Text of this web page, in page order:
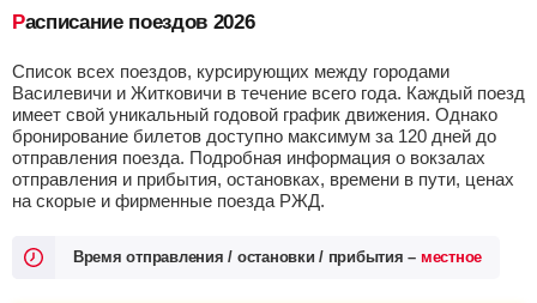
Расписание поездов 2026
Список всех поездов, курсирующих между городами
Василевичи и Житковичи в течение всего года. Каждый поезд
имеет свой уникальный годовой график движения. Однако
бронирование билетов доступно максимум за 120 дней до
отправления поезда. Подробная информация о вокзалах
отправления и прибытия, остановках, времени в пути, ценах
на скорые и фирменные поезда РЖД.
Время отправления / остановки / прибытия – местное